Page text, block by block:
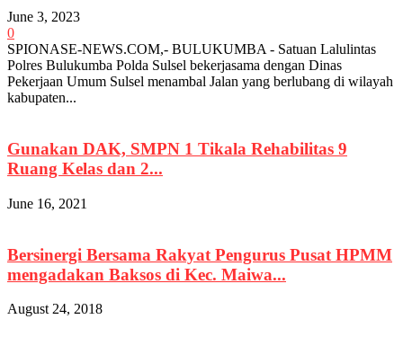
June 3, 2023
0
SPIONASE-NEWS.COM,- BULUKUMBA - Satuan Lalulintas
Polres Bulukumba Polda Sulsel bekerjasama dengan Dinas
Pekerjaan Umum Sulsel menambal Jalan yang berlubang di wilayah
kabupaten...
Gunakan DAK, SMPN 1 Tikala Rehabilitas 9
Ruang Kelas dan 2...
June 16, 2021
Bersinergi Bersama Rakyat Pengurus Pusat HPMM
mengadakan Baksos di Kec. Maiwa...
August 24, 2018